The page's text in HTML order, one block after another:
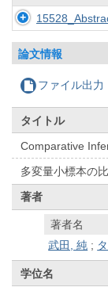
論文情報
ファイル出力
タイトル
Comparative
多変量小標本の
著者
著者名
武田, 純 ;
学位名